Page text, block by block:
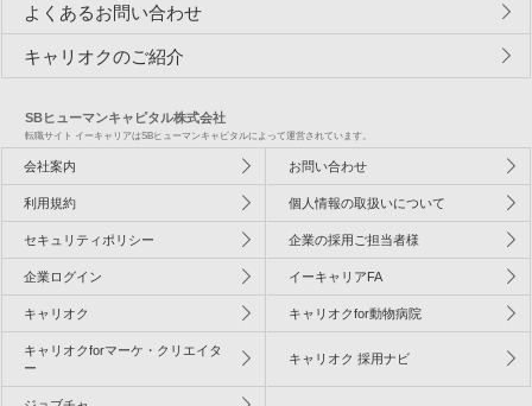
よくあるお問い合わせ
キャリオクのご紹介
SBヒューマンキャピタル株式会社
転職サイト イーキャリアはSBヒューマンキャピタルによって運営されています。
会社案内 お問い合わせ
利用規約 個人情報の取扱いについて
セキュリティポリシー 企業の採用ご担当者様
企業ログイン イーキャリアFA
キャリオク キャリオクfor動物病院
キャリオクforマーケ・クリエイタ
ー
キャリオク 採用ナビ